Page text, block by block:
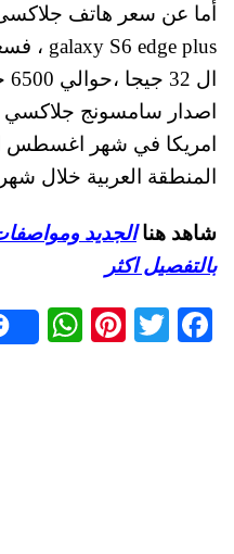
امريكا في شهر اغسطس
المنطقة العربية خلال شهر
شاهد هنا
بالتفصيل اكثر
Fa
T
Pi
W
ha